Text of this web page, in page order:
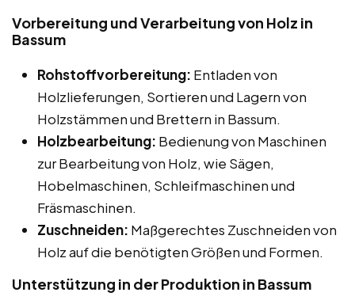
Vorbereitung und Verarbeitung von Holz in
Bassum
Rohstoffvorbereitung: Entladen von
Holzlieferungen, Sortieren und Lagern von
Holzstämmen und Brettern in Bassum.
Holzbearbeitung: Bedienung von Maschinen
zur Bearbeitung von Holz, wie Sägen,
Hobelmaschinen, Schleifmaschinen und
Fräsmaschinen.
Zuschneiden: Maßgerechtes Zuschneiden von
Holz auf die benötigten Größen und Formen.
Unterstützung in der Produktion in Bassum